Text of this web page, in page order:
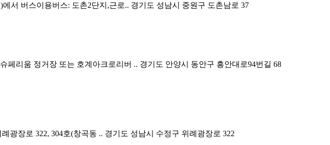
서 버스이용버스: 도촌2단지,근로.. 경기도 성남시 중원구 도촌남로 37
페리움 정거장 또는 호계아크로리버 .. 경기도 안양시 동안구 흥안대로94번길 68
광장로 322, 304호(창곡동 .. 경기도 성남시 수정구 위례광장로 322